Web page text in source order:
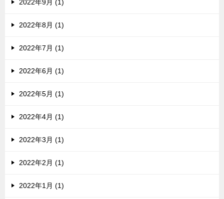
2022年9月 (1)
2022年8月 (1)
2022年7月 (1)
2022年6月 (1)
2022年5月 (1)
2022年4月 (1)
2022年3月 (1)
2022年2月 (1)
2022年1月 (1)